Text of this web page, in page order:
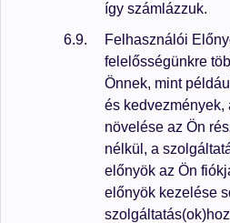
így számlázzuk.
Felhasználói
felelősségünkre
Önnek, mint
és kedvezmények,
növelése az Ön
nélkül, a
előnyök az Ön
előnyök kezelése